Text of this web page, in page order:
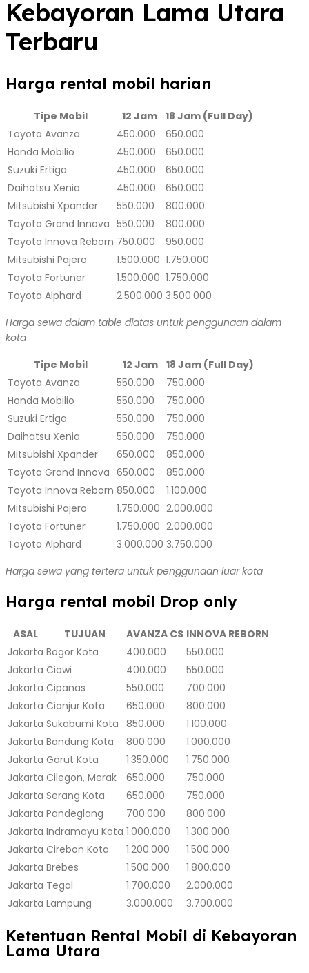
Kebayoran Lama Utara
Terbaru
Harga rental mobil harian
Tipe Mobil 12 Jam 18 Jam (Full Day)
Toyota Avanza
450.000
650.000
Honda Mobilio
450.000
650.000
Suzuki Ertiga
450.000
650.000
Daihatsu Xenia
450.000
650.000
Mitsubishi Xpander
550.000
800.000
Toyota Grand Innova 550.000
800.000
Toyota Innova Reborn 750.000
950.000
Mitsubishi Pajero
1.500.000 1.750.000
Toyota Fortuner
1.500.000 1.750.000
Toyota Alphard
2.500.000 3.500.000
Harga sewa dalam table diatas untuk penggunaan dalam
kota
Tipe Mobil
12 Jam
18 Jam (Full Day)
Toyota Avanza
550.000
750.000
Honda Mobilio
550.000
750.000
Suzuki Ertiga
550.000
750.000
Daihatsu Xenia
550.000
750.000
Mitsubishi Xpander
650.000
850.000
Toyota Grand Innova 650.000
850.000
Toyota Innova Reborn 850.000
1.100.000
Mitsubishi Pajero
1.750.000 2.000.000
Toyota Fortuner
1.750.000 2.000.000
Toyota Alphard
3.000.000 3.750.000
Harga sewa yang tertera untuk penggunaan luar kota
Harga rental mobil Drop only
ASAL TUJUAN AVANZA CS INNOVA REBORN
Jakarta Bogor Kota 400.000
550.000
Jakarta Ciawi 400.000
550.000
Jakarta Cipanas 550.000
700.000
Jakarta Cianjur Kota 650.000
800.000
Jakarta Sukabumi Kota 850.000
1.100.000
Jakarta Bandung Kota 800.000
1.000.000
Jakarta Garut Kota 1.350.000
1.750.000
Jakarta Cilegon, Merak 650.000
750.000
Jakarta Serang Kota 650.000
750.000
Jakarta Pandeglang 700.000
800.000
Jakarta Indramayu Kota 1.000.000
1.300.000
Jakarta Cirebon Kota 1.200.000
1.500.000
Jakarta Brebes 1.500.000
1.800.000
Jakarta Tegal 1.700.000
2.000.000
Jakarta Lampung 3.000.000 3.700.000
Ketentuan Rental Mobil di Kebayoran
Lama Utara